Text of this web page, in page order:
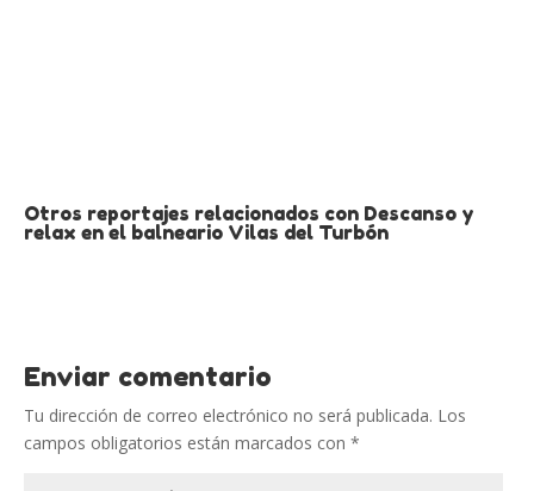
Otros reportajes relacionados con Descanso y
relax en el balneario Vilas del Turbón
Enviar comentario
Tu dirección de correo electrónico no será publicada. Los
campos obligatorios están marcados con *